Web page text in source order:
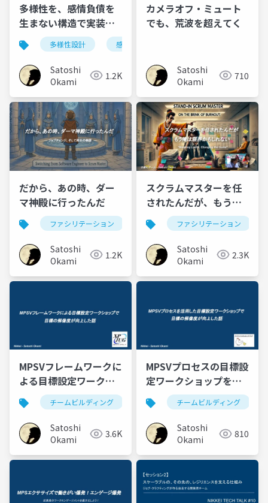
多様性を、感情負債を
生まない構造で実装す
る
多様性設計 感情負債
Satoshi
Okami
1.2K
カメラオフ・ミュート
でも、荒波を超えてく
Satoshi
Okami
710
だから、あの時、ダー
マ神殿に行ったんだ
ファシリテーション スクラムマスター
Satoshi
Okami
1.2K
スクラムマスターを任
されたんだが、もう俺
は限界かもしれない
ファシリテーション
Satoshi
Okami
2.3K
MPSVフレームワークに
よる目標設定ワークシ
ョップで 目標の解像度
が向上した話（XP祭り
2024）
チームビルディング
Satoshi
Okami
3.6K
MPSVプロセスの目標設
定ワークショップを実
施したら目標の解像度
が上がった話
チームビルディング
Satoshi
Okami
810